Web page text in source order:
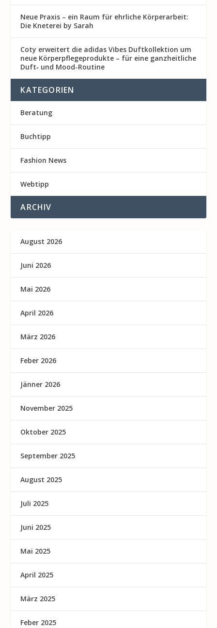
Neue Praxis – ein Raum für ehrliche Körperarbeit:
Die Kneterei by Sarah
Coty erweitert die adidas Vibes Duftkollektion um
neue Körperpflegeprodukte – für eine ganzheitliche
Duft‑ und Mood-Routine
KATEGORIEN
Beratung
Buchtipp
Fashion News
Webtipp
ARCHIV
August 2026
Juni 2026
Mai 2026
April 2026
März 2026
Feber 2026
Jänner 2026
November 2025
Oktober 2025
September 2025
August 2025
Juli 2025
Juni 2025
Mai 2025
April 2025
März 2025
Feber 2025